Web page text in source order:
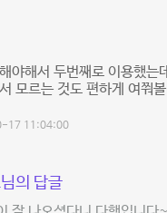
야해서 두번째로 이용했
모르는 것도 편하게 여쭤
17 11:04:00
의 답글